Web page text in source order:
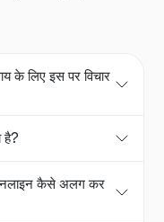
के लिए इस पर विचार
है?
कैसे अलग कर